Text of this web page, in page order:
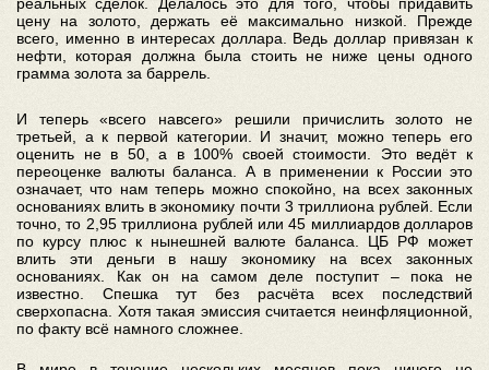
реальных сделок. Делалось это для того, чтобы придавить
цену на золото, держать её максимально низкой. Прежде
всего, именно в интересах доллара. Ведь доллар привязан к
нефти, которая должна была стоить не ниже цены одного
грамма золота за баррель.
И теперь «всего навсего» решили причислить золото не
третьей, а к первой категории. И значит, можно теперь его
оценить не в 50, а в 100% своей стоимости. Это ведёт к
переоценке валюты баланса. А в применении к России это
означает, что нам теперь можно спокойно, на всех законных
основаниях влить в экономику почти 3 триллиона рублей. Если
точно, то 2,95 триллиона рублей или 45 миллиардов долларов
по курсу плюс к нынешней валюте баланса. ЦБ РФ может
влить эти деньги в нашу экономику на всех законных
основаниях. Как он на самом деле поступит – пока не
известно. Спешка тут без расчёта всех последствий
сверхопасна. Хотя такая эмиссия считается неинфляционной,
по факту всё намного сложнее.